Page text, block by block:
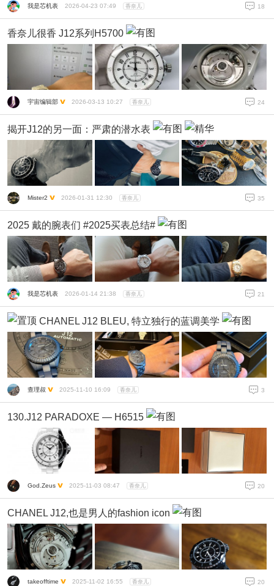
我是芯机表 2026-04-23 07:49 香奈儿 18
香奈儿很香 J12系列H5700
宇宙编辑部 2026-03-13 10:27 香奈儿 24
揭开J12的另一面：严肃的潜水表
Mister2 2026-01-31 12:30 香奈儿 35
2025 戴的腕表们 #2025买表总结#
我是芯机表 2026-01-14 21:38 香奈儿 21
CHANEL J12 BLEU, 特立独行的蓝调美学
查理叔 2025-11-10 16:09 香奈儿 3
130.J12 PARADOXE — H6515
God.Zeus 2025-11-03 08:47 香奈儿 20
CHANEL J12,也是男人的fashion icon
takeofftime 2025-11-02 16:55 香奈儿 20